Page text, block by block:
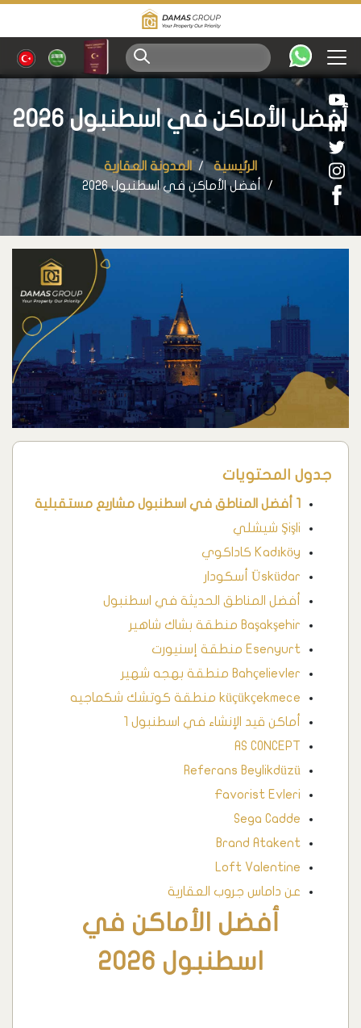
أفضل الأماكن في اسطنبول 2026
الرئيسية
المدونة العقارية
أفضل الأماكن في اسطنبول 2026
جدول المحتويات
1 أفضل المناطق في اسطنبول مشاريع مستقبلية
Şişli شيشلي
Kadıköy كاداكوي
Üsküdar أسكودار
أفضل المناطق الحديثة في اسطنبول
Başakşehir منطقة بشاك شاهير
Esenyurt منطقة إسنيورت
Bahçelievler منطقة بهجه شهير
küçükçekmece منطقة كوتشك شكماجيه
أماكن قيد الإنشاء في اسطنبول 1
AS CONCEPT
Referans Beylikdüzü
Favorist Evleri
Sega Cadde
Brand Atakent
Loft Valentine
عن داماس جروب العقارية
أفضل الأماكن في
اسطنبول 2026